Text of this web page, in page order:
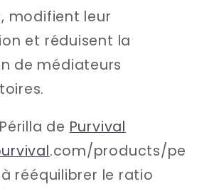
modifient leur
et réduisent la
de médiateurs
de Purvival
.com/products/pe
rééquilibrer le ratio